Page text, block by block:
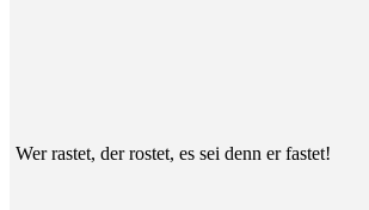
Wer rastet, der rostet, es sei denn er fastet!